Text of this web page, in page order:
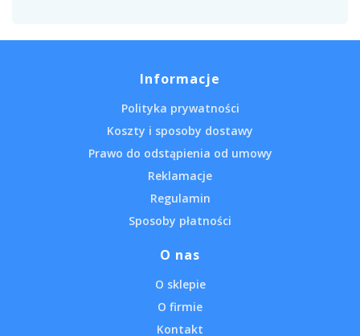
Informacje
Polityka prywatności
Koszty i sposoby dostawy
Prawo do odstąpienia od umowy
Reklamacje
Regulamin
Sposoby płatności
O nas
O sklepie
O firmie
Kontakt